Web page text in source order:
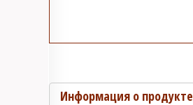
Информация о продукте